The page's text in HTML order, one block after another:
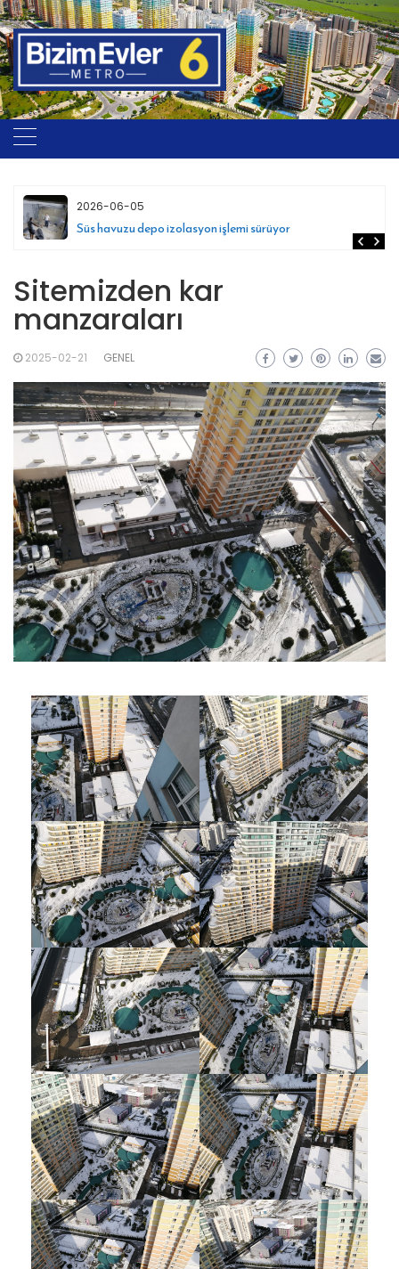
Skip
to
content
2026-06-05
Süs havuzu depo izolasyon işlemi sürüyor
Sitemizden kar
manzaraları
2025-02-21 GENEL